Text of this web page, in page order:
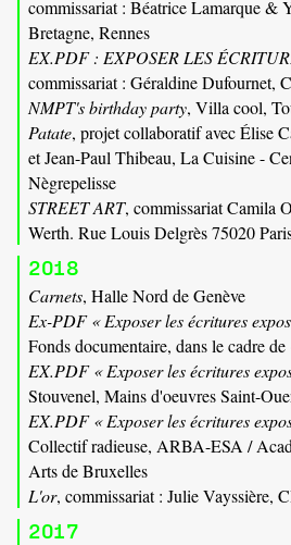
commissariat : Béatrice Lamarque &
Bretagne, Rennes
EX.PDF : EXPOSER LES
commissariat : Géraldine Dufournet,
NMPT's birthday party, Villa cool,
Patate, projet collaboratif avec Élise
et Jean-Paul Thibeau, La Cuisine -
Nègrepelisse
STREET ART, commissariat Camila
Werth. Rue Louis Delgrès 75020
2018
Carnets, Halle Nord de Genève
Ex-PDF « Exposer les écritures
Fonds documentaire, dans le cadre
EX.PDF « Exposer les écritures
Stouvenel, Mains d'oeuvres Saint-
EX.PDF « Exposer les écritures
Collectif radieuse, ARBA-ESA /
Arts de Bruxelles
L'or, commissariat : Julie Vayssière,
2017